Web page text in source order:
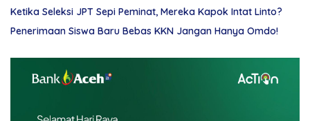
Ketika Seleksi JPT Sepi Peminat, Mereka Kapok Intat Linto?
Penerimaan Siswa Baru Bebas KKN Jangan Hanya Omdo!